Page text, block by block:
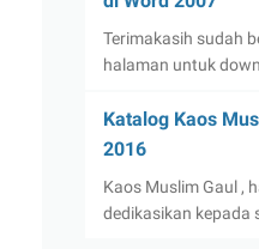
Terimakasih sudah
halaman untuk
Katalog Kaos
2016
Kaos Muslim Gaul ,
dedikasikan kepada